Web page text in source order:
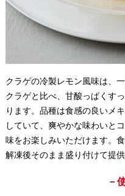
クラゲの冷製レモン風味は、
クラゲと比べ、甘酸っぱくす
ります。品種は食感の良いメ
していて、爽やかな味わいと
味をお楽しみいただけます。
解凍後そのまま盛り付けて提供
－